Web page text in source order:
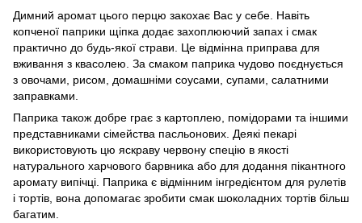
Димний аромат цього перцю закохає Вас у себе. Навіть
копченої паприки щіпка додає захоплюючий запах і смак
практично до будь-якої страви. Це відмінна приправа для
вживання з квасолею. За смаком паприка чудово поєднується
з овочами, рисом, домашніми соусами, супами, салатними
заправками.
Паприка також добре грає з картоплею, помідорами та іншими
представниками сімейства пасльонових. Деякі пекарі
використовують цю яскраву червону спецію в якості
натурального харчового барвника або для додання пікантного
аромату випічці. Паприка є відмінним інгредієнтом для рулетів
і тортів, вона допомагає зробити смак шоколадних тортів більш
багатим.